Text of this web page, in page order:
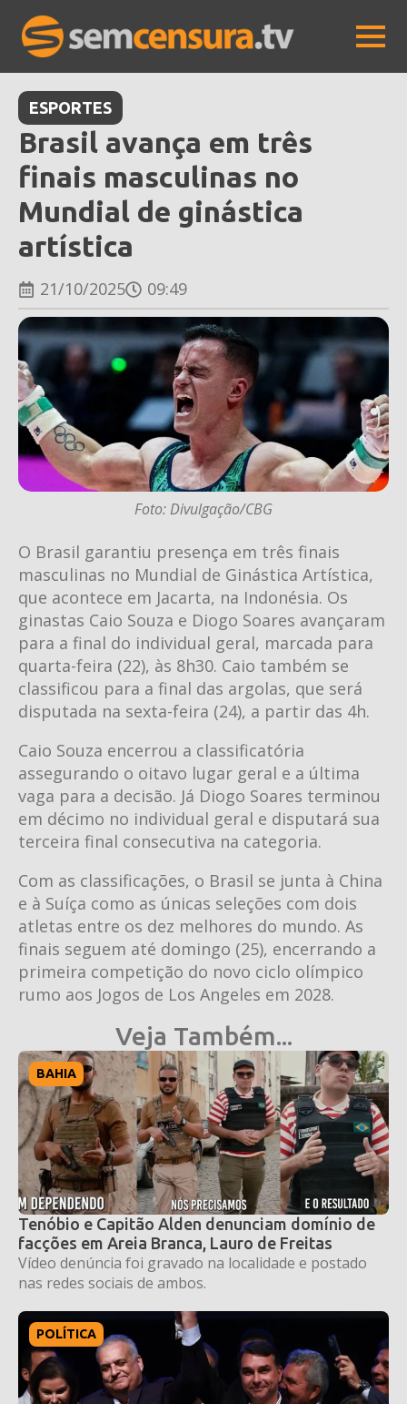
ESPORTES
Brasil avança em três
finais masculinas no
Mundial de ginástica
artística
21/10/2025 09:49
Foto: Divulgação/CBG
O Brasil garantiu presença em três finais
masculinas no Mundial de Ginástica Artística,
que acontece em Jacarta, na Indonésia. Os
ginastas Caio Souza e Diogo Soares avançaram
para a final do individual geral, marcada para
quarta-feira (22), às 8h30. Caio também se
classificou para a final das argolas, que será
disputada na sexta-feira (24), a partir das 4h.
Caio Souza encerrou a classificatória
assegurando o oitavo lugar geral e a última
vaga para a decisão. Já Diogo Soares terminou
em décimo no individual geral e disputará sua
terceira final consecutiva na categoria.
Com as classificações, o Brasil se junta à China
e à Suíça como as únicas seleções com dois
atletas entre os dez melhores do mundo. As
finais seguem até domingo (25), encerrando a
primeira competição do novo ciclo olímpico
rumo aos Jogos de Los Angeles em 2028.
Veja Também...
BAHIA
Tenóbio e Capitão Alden denunciam domínio de
facções em Areia Branca, Lauro de Freitas
Vídeo denúncia foi gravado na localidade e postado
nas redes sociais de ambos.
POLÍTICA